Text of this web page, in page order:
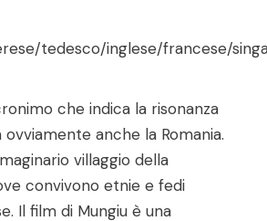
tedesco/inglese/francese/
che indica la risonanza
anche la Romania.
villaggio della
convivono etnie e fedi
Il film di Mungiu è una